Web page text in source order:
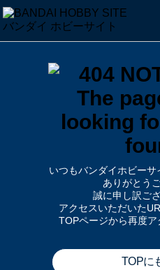
いつもバンダイホビーサ
ありがとう
誠に申し訳ご
アクセスいただいた
TOPページから再度ア
TOPに